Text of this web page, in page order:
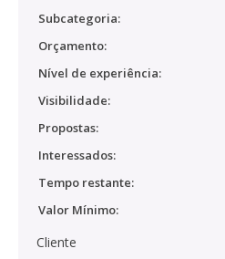
Subcategoria:
Orçamento:
Nível de experiência:
Visibilidade:
Propostas:
Interessados:
Tempo restante:
Valor Mínimo:
Cliente